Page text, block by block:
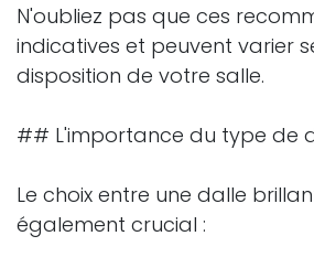
N'oubliez pas que ces
indicatives et peuvent varier
disposition de votre salle.
## L'importance du type de
Le choix entre une dalle
également crucial :